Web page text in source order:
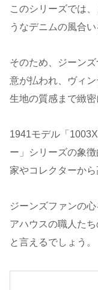
このシリーズでは
うなデニムの風合
そのため、ジーン
意が払われ、ヴィン
生地の質感まで緻密
1941モデル「
ー」シリーズの象
家やコレクターから
ジーンズファンの
アハウスの職人た
と言えるでしょう。